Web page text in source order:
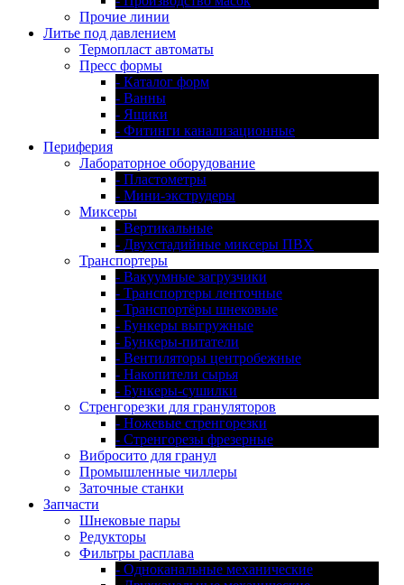
Прочие линии
Литье под давлением
Термопласт автоматы
Пресс формы
- Каталог форм
- Ванны
- Ящики
- Фитинги канализационные
Периферия
Лабораторное оборудование
- Пластометры
- Мини-экструдеры
Миксеры
- Вертикальные
- Двухстадийные миксеры ПВХ
Транспортеры
- Вакуумные загрузчики
- Транспортеры ленточные
- Транспортёры шнековые
- Бункеры выгружные
- Бункеры-питатели
- Вентиляторы центробежные
- Накопители сырья
- Бункеры-сушилки
Стренгорезки для грануляторов
- Ножевые стренгорезки
- Стренгорезы фрезерные
Вибросито для гранул
Промышленные чиллеры
Заточные станки
Запчасти
Шнековые пары
Редукторы
Фильтры расплава
- Одноканальные механические